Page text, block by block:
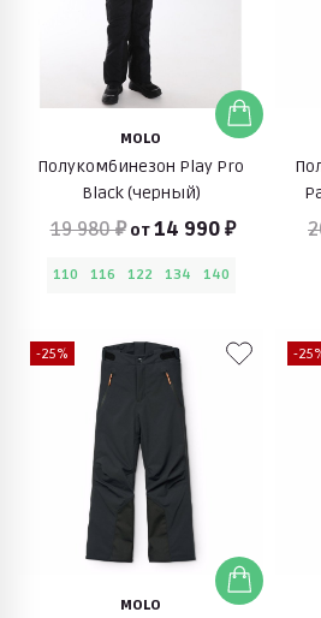
MOLO
Полукомбинезон Play Pro
Black (черный)
19 980 ₽ от14 990 ₽
110 116 122 134 140
-25%
MOLO
-